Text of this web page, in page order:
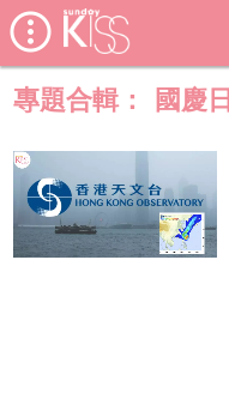
專題合輯： 國慶日